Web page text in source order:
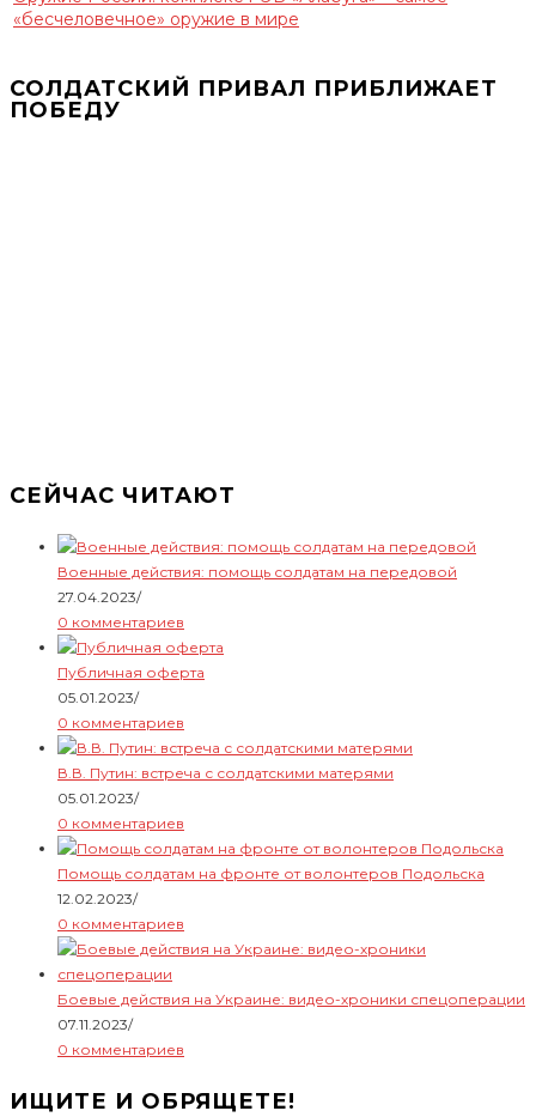
«бесчеловечное» оружие в мире
СОЛДАТСКИЙ ПРИВАЛ ПРИБЛИЖАЕТ
ПОБЕДУ
СЕЙЧАС ЧИТАЮТ
Военные действия: помощь солдатам на передовой
27.04.2023/
0 комментариев
Публичная оферта
05.01.2023/
0 комментариев
В.В. Путин: встреча с солдатскими матерями
05.01.2023/
0 комментариев
Помощь солдатам на фронте от волонтеров Подольска
12.02.2023/
0 комментариев
Боевые действия на Украине: видео-хроники спецоперации
07.11.2023/
0 комментариев
ИЩИТЕ И ОБРЯЩЕТЕ!